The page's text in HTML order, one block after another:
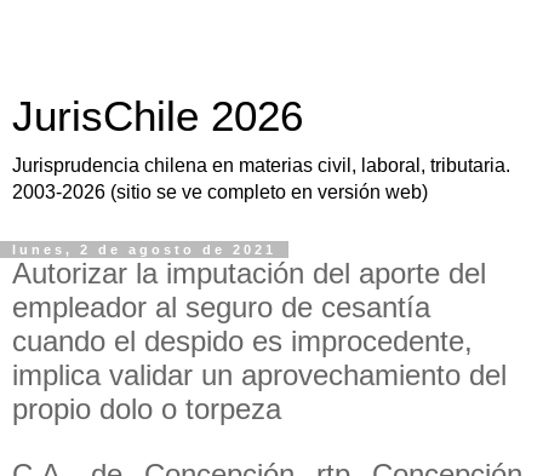
JurisChile 2026
Jurisprudencia chilena en materias civil, laboral, tributaria.
2003-2026 (sitio se ve completo en versión web)
lunes, 2 de agosto de 2021
Autorizar la imputación del aporte del
empleador al seguro de cesantía
cuando el despido es improcedente,
implica validar un aprovechamiento del
propio dolo o torpeza